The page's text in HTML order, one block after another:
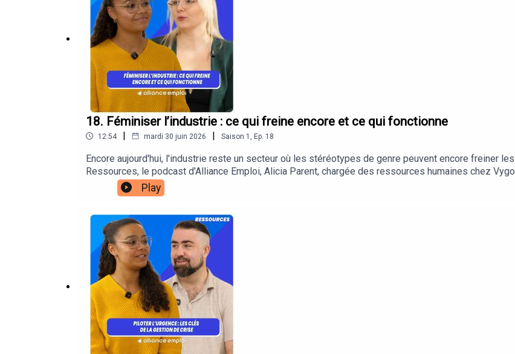
18. Féminiser l’industrie : ce qui freine encore et ce qui fonctionne
12:54 | mardi 30 juin 2026 | Saison 1 Ep. 18
Encore aujourd'hui, l'industrie reste un secteur où les stéréotypes de genre peuvent encore freiner
Ressources, le podcast d'Alliance Emploi, Alicia Parent, chargée des ressources humaines chez
de l'industrie, mais aussi sur les leviers qui permettent de faire évoluer les pratiques. À travers
partage des actions concrètes mises en place pour favoriser la mixité, attirer davantage de femmes
Play